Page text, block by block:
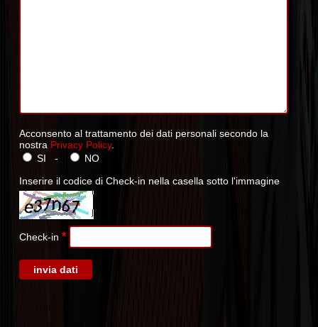
Acconsento al trattamento dei dati personali secondo la
nostra Privacy Policy.
SI -
NO
Inserire il codice di Check-in nella casella sotto l'immagine
Check-in *